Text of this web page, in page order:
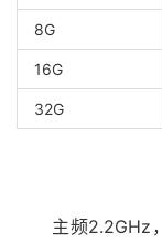
8G
16G
32G
主频2.2GHz